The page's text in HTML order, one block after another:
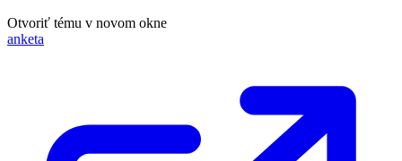
Otvoriť tému v novom okne
anketa